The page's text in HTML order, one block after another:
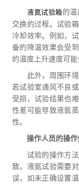
液氮试验箱的
交换的过程。试验
冷却效率。例如，
备的降温效果会受
的温度上升速度可
此外，周围环境
若试验室通风不良
受损，试验结果也
性差可能导致液氮
性。
操作人员的操作
试验的操作方法
致。液氮试验需要
误，如未正确设置